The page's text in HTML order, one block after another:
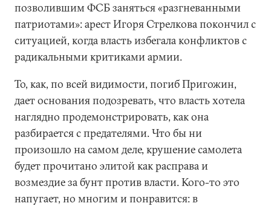
позволившим ФСБ заняться «разгневанными
патриотами»: арест Игоря Стрелкова покончил с
ситуацией, когда власть избегала конфликтов с
радикальными критиками армии.
То, как, по всей видимости, погиб Пригожин,
дает основания подозревать, что власть хотела
наглядно продемонстрировать, как она
разбирается с предателями. Что бы ни
произошло на самом деле, крушение самолета
будет прочитано элитой как расправа и
возмездие за бунт против власти. Кого-то это
напугает, но многим и понравится: в